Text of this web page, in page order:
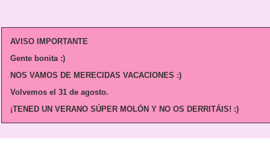
AVISO IMPORTANTE
Gente bonita :)
NOS VAMOS DE MERECIDAS VACACIONES :)
Volvemos el 31 de agosto.
¡TENED UN VERANO SÚPER MOLÓN Y NO OS DERRITÁIS! :)